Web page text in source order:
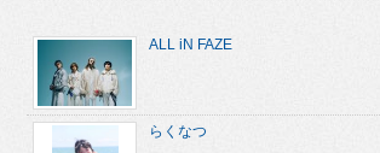
ALL iN FAZE
らくなつ